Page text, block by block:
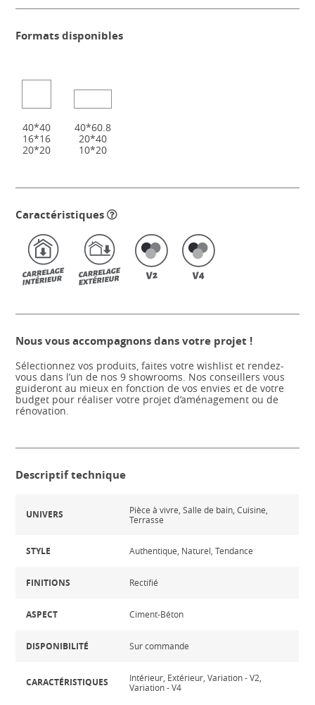
Formats disponibles
40*40
16*16
20*20
40*60.8
20*40
10*20
Caractéristiques
Nous vous accompagnons dans votre projet !
Sélectionnez vos produits, faites votre wishlist et rendez-
vous dans l’un de nos 9 showrooms. Nos conseillers vous
guideront au mieux en fonction de vos envies et de votre
budget pour réaliser votre projet d’aménagement ou de
rénovation.
Descriptif technique
UNIVERS
Pièce à vivre, Salle de bain, Cuisine,
Terrasse
STYLE Authentique, Naturel, Tendance
FINITIONS Rectifié
ASPECT Ciment-Béton
DISPONIBILITÉ Sur commande
CARACTÉRISTIQUES
Intérieur, Extérieur, Variation - V2,
Variation - V4